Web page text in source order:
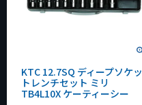
KTC 12.7SQ ディープソケッ
トレンチセット ミリ
TB4L10X ケーティーシー